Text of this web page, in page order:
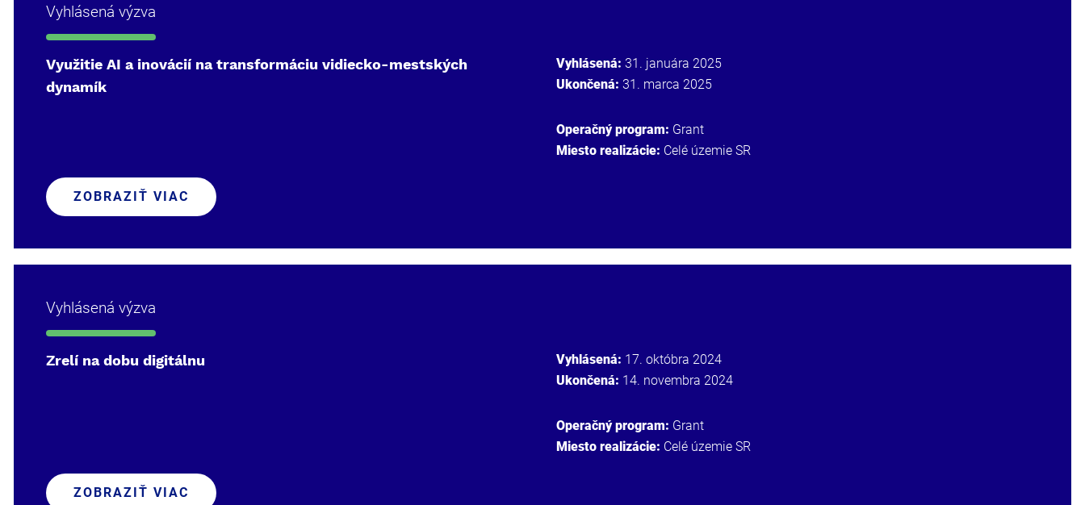
Vyhlásená výzva
Využitie AI a inovácií na transformáciu vidiecko-mestských
dynamík
Vyhlásená: 31. januára 2025
Ukončená: 31. marca 2025
Operačný program: Grant
Miesto realizácie: Celé územie SR
ZOBRAZIŤ VIAC
Vyhlásená výzva
Zrelí na dobu digitálnu Vyhlásená: 17. októbra 2024
Ukončená: 14. novembra 2024
Operačný program: Grant
Miesto realizácie: Celé územie SR
ZOBRAZIŤ VIAC